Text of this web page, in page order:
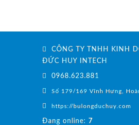
CÔNG TY TNHH KINH
ĐỨC HUY INTECH
0968.623.881
Số 179/169 Vĩnh Hưng,
https://bulongduchuy.com
Đang online: 7